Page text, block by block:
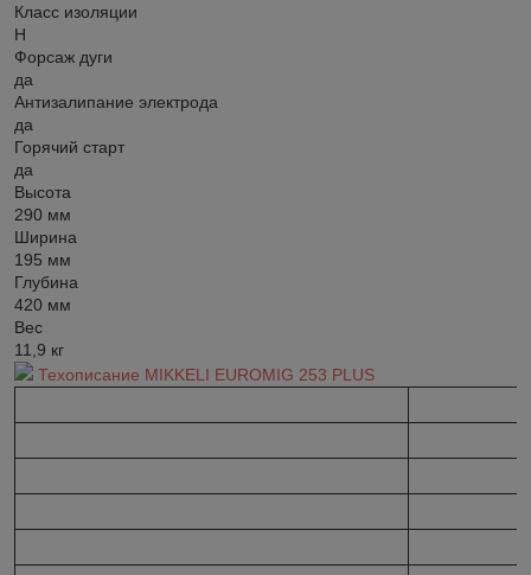
Класс изоляции
H
Форсаж дуги
да
Антизалипание электрода
да
Горячий старт
да
Высота
290 мм
Ширина
195 мм
Глубина
420 мм
Вес
11,9 кг
Техописание MIKKELI EUROMIG 253 PLUS